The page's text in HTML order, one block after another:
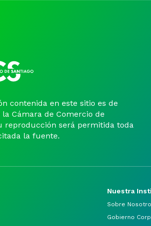
contenida en este sitio es de
Cámara de Comercio de
reproducción será permitida toda
la fuente.
Nuestra
Sobre
Gobierno